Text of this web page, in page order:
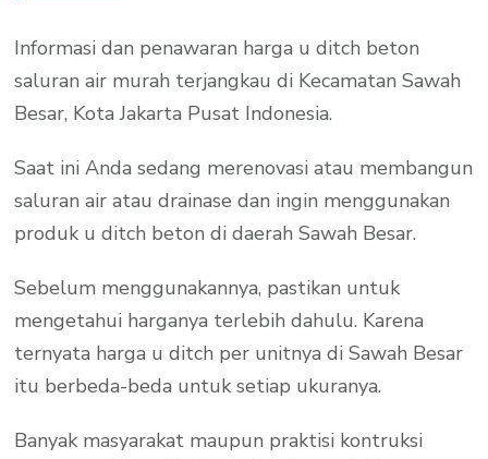
Informasi dan penawaran harga u ditch beton
saluran air murah terjangkau di Kecamatan Sawah
Besar, Kota Jakarta Pusat Indonesia.
Saat ini Anda sedang merenovasi atau membangun
saluran air atau drainase dan ingin menggunakan
produk u ditch beton di daerah Sawah Besar.
Sebelum menggunakannya, pastikan untuk
mengetahui harganya terlebih dahulu. Karena
ternyata harga u ditch per unitnya di Sawah Besar
itu berbeda-beda untuk setiap ukuranya.
Banyak masyarakat maupun praktisi kontruksi